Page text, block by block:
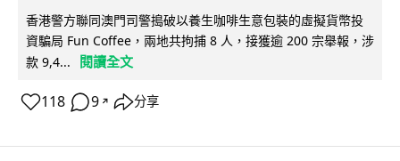
香港警方聯同澳門司警搗破以養生咖啡生意包裝的虛擬貨幣投
資騙局 Fun Coffee，兩地共拘捕 8 人，接獲逾 200 宗舉報，涉
款 9,4...
閱讀全文
118 9 ↗ 分享